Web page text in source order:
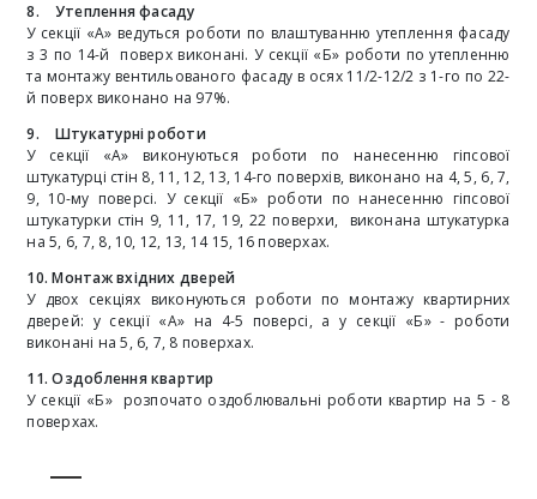
8. Утеплення фасаду
У секції «А» ведуться роботи по влаштуванню утеплення фасаду
з 3 по 14-й поверх виконані. У секції «Б» роботи по утепленню
та монтажу вентильованого фасаду в осях 11/2-12/2 з 1-го по 22-
й поверх виконано на 97%.
9. Штукатурні роботи
У секції «А» виконуються роботи по нанесенню гіпсової
штукатурці стін 8, 11, 12, 13, 14-го поверхів, виконано на 4, 5, 6, 7,
9, 10-му поверсі. У секції «Б» роботи по нанесенню гіпсової
штукатурки стін 9, 11, 17, 19, 22 поверхи, виконана штукатурка
на 5, 6, 7, 8, 10, 12, 13, 14 15, 16 поверхах.
10. Монтаж вхідних дверей
У двох секціях виконуються роботи по монтажу квартирних
дверей: у секції «А» на 4-5 поверсі, а у секції «Б» - роботи
виконані на 5, 6, 7, 8 поверхах.
11. Оздоблення квартир
У секції «Б» розпочато оздоблювальні роботи квартир на 5 - 8
поверхах.